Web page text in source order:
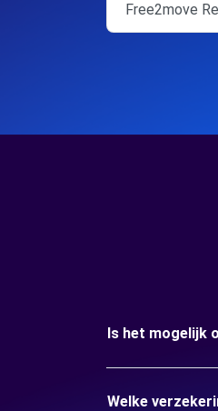
Free2move
Is het mogelijk
Welke